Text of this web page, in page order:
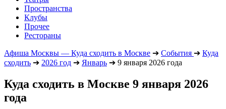
Пространства
Клубы
Прочее
Рестораны
Афиша Москвы — Куда сходить в Москве ➔ События ➔ Куда
сходить ➔ 2026 год ➔ Январь ➔ 9 января 2026 года
Куда сходить в Москве 9 января 2026
года